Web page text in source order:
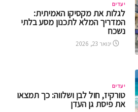
יעדים
לגלות את מקסיקו האמיתית:
המדריך המלא לתכנון מסע בלתי
נשכח
ינואר 23, 2026
יעדים
טורקיז, חול לבן ושלווה: כך תמצאו
את פיסת גן העדן